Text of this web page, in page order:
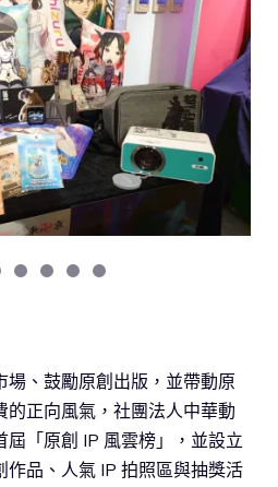
場、鼓勵原創出版，並帶動原
的正向風氣，社團法人中華動
「原創 IP 風雲榜」，並設立
作品、人氣 IP 拍照區與抽獎活